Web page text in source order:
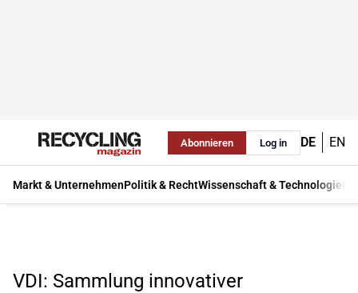
Abonnieren Log in DE EN
Markt & UnternehmenPolitik & RechtWissenschaft & Technologie
VDI: Sammlung innovativer